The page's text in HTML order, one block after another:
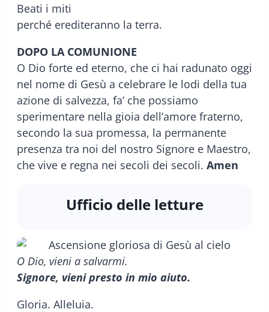
Beati i miti
perché erediteranno la terra.
DOPO LA COMUNIONE
O Dio forte ed eterno, che ci hai radunato oggi
nel nome di Gesù a celebrare le lodi della tua
azione di salvezza, fa’ che possiamo
sperimentare nella gioia dell’amore fraterno,
secondo la sua promessa, la permanente
presenza tra noi del nostro Signore e Maestro,
che vive e regna nei secoli dei secoli. Amen
Ufficio delle letture
O Dio, vieni a salvarmi.
Signore, vieni presto in mio aiuto.
Gloria. Alleluia.